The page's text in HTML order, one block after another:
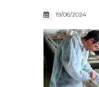
19/06/2024